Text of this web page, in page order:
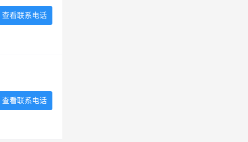
查看联系电话
查看联系电话